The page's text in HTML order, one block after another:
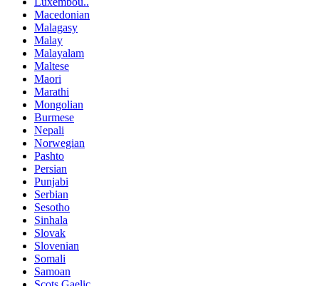
Macedonian
Malagasy
Malay
Malayalam
Maltese
Maori
Marathi
Mongolian
Burmese
Nepali
Norwegian
Pashto
Persian
Punjabi
Serbian
Sesotho
Sinhala
Slovak
Slovenian
Somali
Samoan